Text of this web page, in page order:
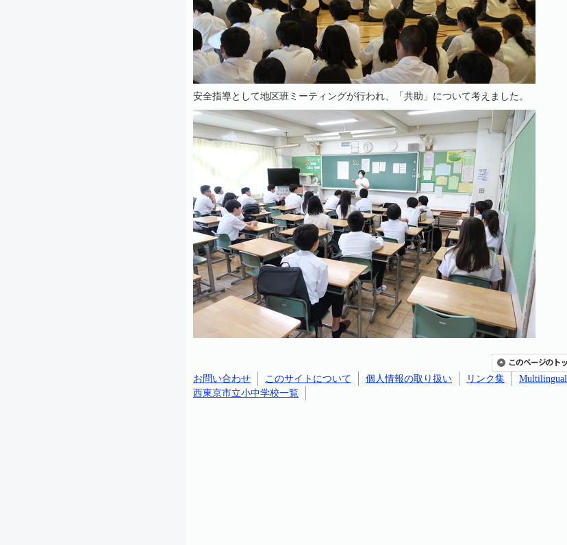
安全指導として地区班ミーティングが行われ、「共助」について考えました。
お問い合わせ このサイトについて 個人情報の取り扱い リンク集
Multilingual
西東京市立小中学校一覧